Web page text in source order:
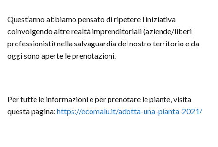
Quest’anno abbiamo pensato di ripetere l’iniziativa
coinvolgendo altre realtà imprenditoriali (aziende/liberi
professionisti) nella salvaguardia del nostro territorio e da
oggi sono aperte le prenotazioni.
Per tutte le informazioni e per prenotare le piante, visita
questa pagina: https://ecomalu.it/adotta-una-pianta-2021/